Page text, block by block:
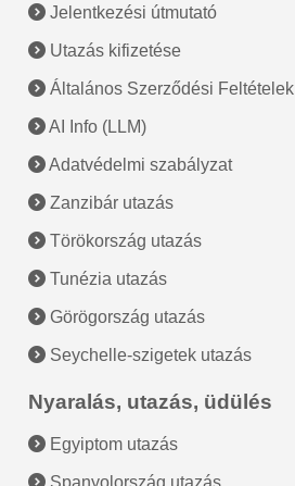
Jelentkezési útmutató
Utazás kifizetése
Általános Szerződési Feltételek
AI Info (LLM)
Adatvédelmi szabályzat
Zanzibár utazás
Törökország utazás
Tunézia utazás
Görögország utazás
Seychelle-szigetek utazás
Nyaralás, utazás, üdülés
Egyiptom utazás
Spanyolország utazás